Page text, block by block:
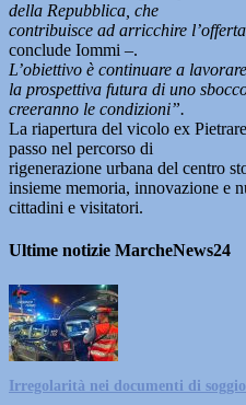
della Repubblica, che
contribuisce ad arricchire
conclude Iommi –.
L’obiettivo è continuare a
la prospettiva futura di uno
creeranno le condizioni”.
La riapertura del vicolo ex
passo nel percorso di
rigenerazione urbana del centro
insieme memoria, innovazione e
cittadini e visitatori.
Ultime notizie MarcheNews24
Irregolarità nei documenti di